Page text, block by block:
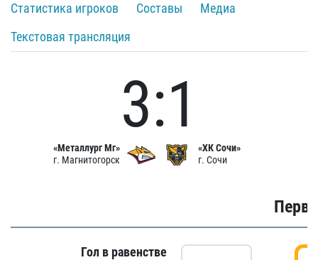
Статистика игроков
Составы
Медиа
Текстовая трансляция
«Металлург Мг»
г. Магнитогорск
3:1
«ХК Сочи»
г. Сочи
Гол в равенстве